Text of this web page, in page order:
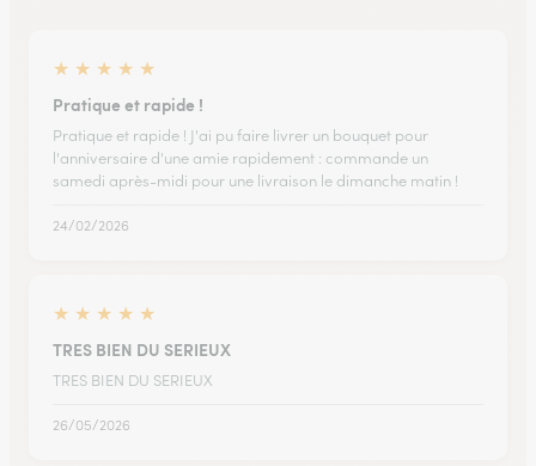
★ ★ ★ ★ ★
Pratique et rapide !
Pratique et rapide ! J'ai pu faire livrer un bouquet pour
l'anniversaire d'une amie rapidement : commande un
samedi après-midi pour une livraison le dimanche matin !
24/02/2026
★ ★ ★ ★ ★
TRES BIEN DU SERIEUX
TRES BIEN DU SERIEUX
26/05/2026